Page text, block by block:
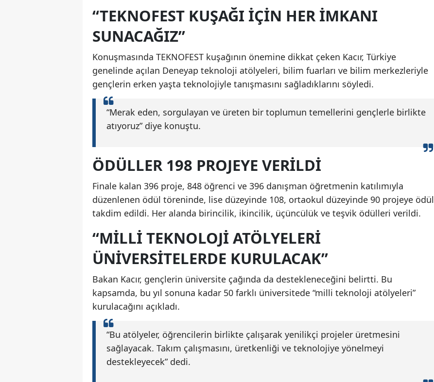
“TEKNOFEST KUŞAĞI IÇIN HER IMKANI
SUNACAĞIZ”
Konuşmasında TEKNOFEST kuşağının önemine dikkat çeken Kacır, Türkiye
genelinde açılan Deneyap teknoloji atölyeleri, bilim fuarları ve bilim merkezleriyle
gençlerin erken yaşta teknolojiyle tanışmasını sağladıklarını söyledi.
“Merak eden, sorgulayan ve üreten bir toplumun temellerini gençlerle birlikte
atıyoruz” diye konuştu.
ÖDÜLLER 198 PROJEYE VERILDI
Finale kalan 396 proje, 848 öğrenci ve 396 danışman öğretmenin katılımıyla
düzenlenen ödül töreninde, lise düzeyinde 108, ortaokul düzeyinde 90 projeye ödül
takdim edildi. Her alanda birincilik, ikincilik, üçüncülük ve teşvik ödülleri verildi.
“MILLI TEKNOLOJI ATÖLYELERI
ÜNIVERSITELERDE KURULACAK”
Bakan Kacır, gençlerin üniversite çağında da destekleneceğini belirtti. Bu
kapsamda, bu yıl sonuna kadar 50 farklı üniversitede “milli teknoloji atölyeleri”
kurulacağını açıkladı.
“Bu atölyeler, öğrencilerin birlikte çalışarak yenilikçi projeler üretmesini
sağlayacak. Takım çalışmasını, üretkenliği ve teknolojiye yönelmeyi
destekleyecek” dedi.